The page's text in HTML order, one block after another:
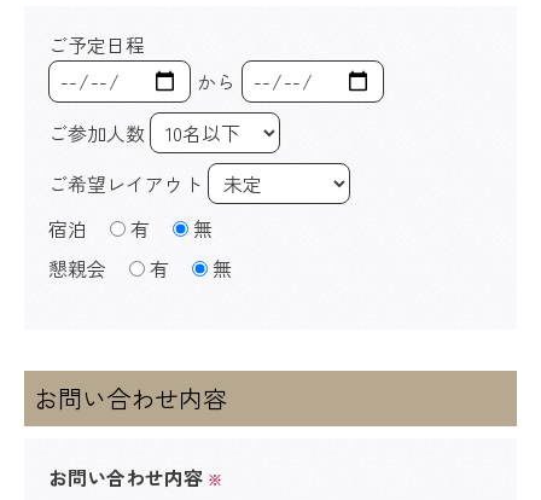
ご予定日程
から
ご参加人数
ご希望レイアウト
宿泊
有
無
懇親会
有 無
お問い合わせ内容
お問い合わせ内容 ※